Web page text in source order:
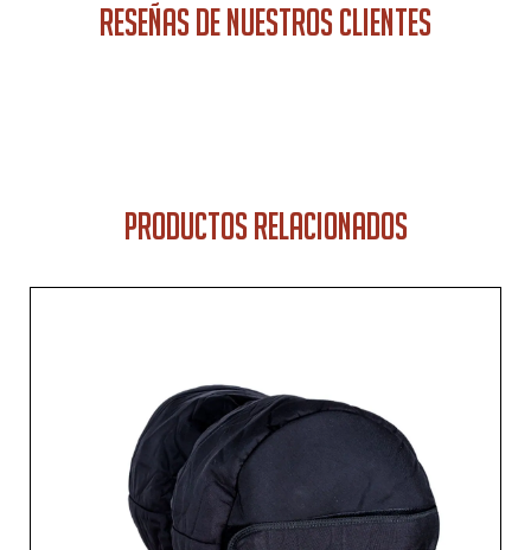
RESEÑAS DE NUESTROS CLIENTES
PRODUCTOS RELACIONADOS